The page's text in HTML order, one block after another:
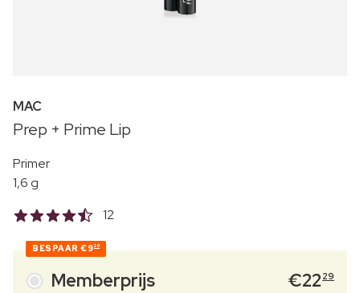
MAC
Prep + Prime Lip
Primer
1,6 g
12
BESPAAR €920
Memberprijs €22 29